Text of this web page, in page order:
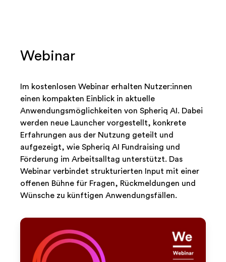
Webinar
Im kostenlosen Webinar erhalten Nutzer:innen
einen kompakten Einblick in aktuelle
Anwendungsmöglichkeiten von Spheriq AI. Dabei
werden neue Launcher vorgestellt, konkrete
Erfahrungen aus der Nutzung geteilt und
aufgezeigt, wie Spheriq AI Fundraising und
Förderung im Arbeitsalltag unterstützt. Das
Webinar verbindet strukturierten Input mit einer
offenen Bühne für Fragen, Rückmeldungen und
Wünsche zu künftigen Anwendungsfällen.